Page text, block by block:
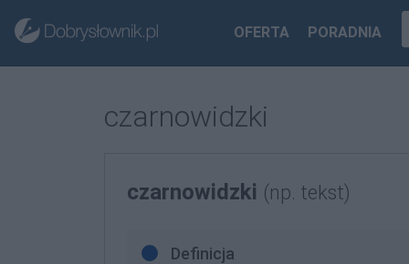
OFERTA PORADNIA
czarnowidzki
czarnowidzki (np. tekst)
Definicja